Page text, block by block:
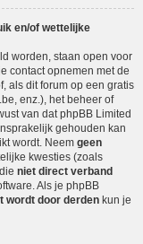
en/of wettelijke
worden, staan open voor
contact opnemen met de
als dit forum op een gratis
enz.), het beheer of
van dat phpBB Limited
gehouden kan
wordt. Neem geen
kwesties (zoals
niet direct verband
Als je phpBB
wordt door derden kun je